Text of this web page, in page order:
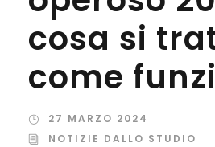
cosa si
come
27 MARZO 2024
NOTIZIE DALLO STUDIO